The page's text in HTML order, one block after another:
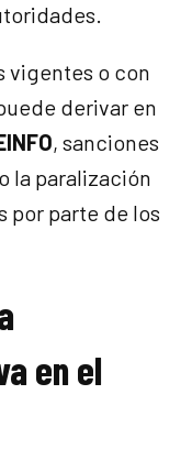
vigentes o con
derivar en
, sanciones
la paralización
por parte de los
en el